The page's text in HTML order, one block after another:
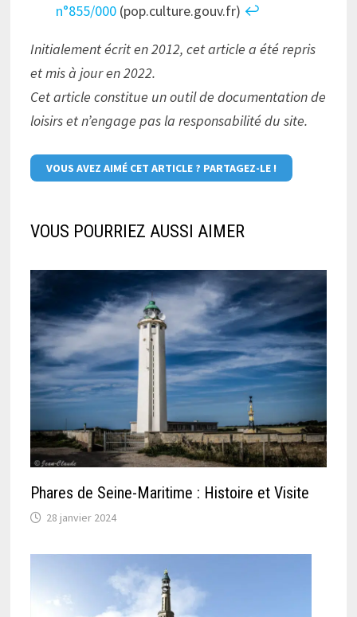
n°855/000(pop.culture.gouv.fr) ↩︎
Initialement écrit en 2012, cet article a été repris
et mis à jour en 2022.
Cet article constitue un outil de documentation de
loisirs et n’engage pas la responsabilité du site.
VOUS AVEZ AIMÉ CET ARTICLE ? PARTAGEZ-LE !
VOUS POURRIEZ AUSSI AIMER
Phares de Seine-Maritime : Histoire et Visite
28 janvier 2024